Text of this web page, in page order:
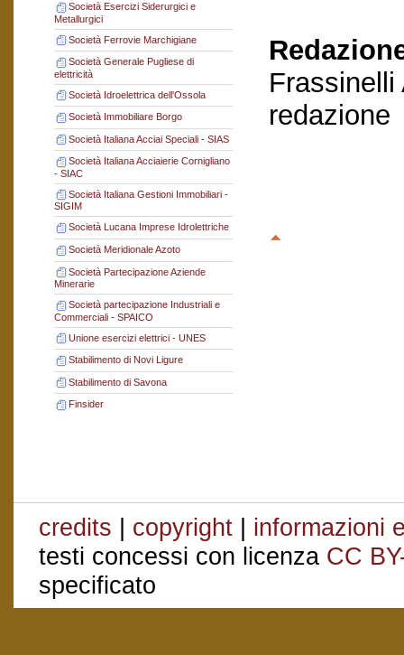
Società Esercizi Siderurgici e
Metallurgici
Società Ferrovie Marchigiane
Società Generale Pugliese di
elettricità
Società Idroelettrica dell'Ossola
Società Immobiliare Borgo
Società Italiana Acciai Speciali - SIAS
Società Italiana Acciaierie Cornigliano
- SIAC
Società Italiana Gestioni Immobiliari -
SIGIM
Società Lucana Imprese Idrolettriche
Società Meridionale Azoto
Società Partecipazione Aziende
Minerarie
Società partecipazione Industriali e
Commerciali - SPAICO
Unione esercizi elettrici - UNES
Stabilimento di Novi Ligure
Stabilimento di Savona
Finsider
Frassinelli
redazione
credits | copyright | informazioni
testi concessi con licenza CC
specificato